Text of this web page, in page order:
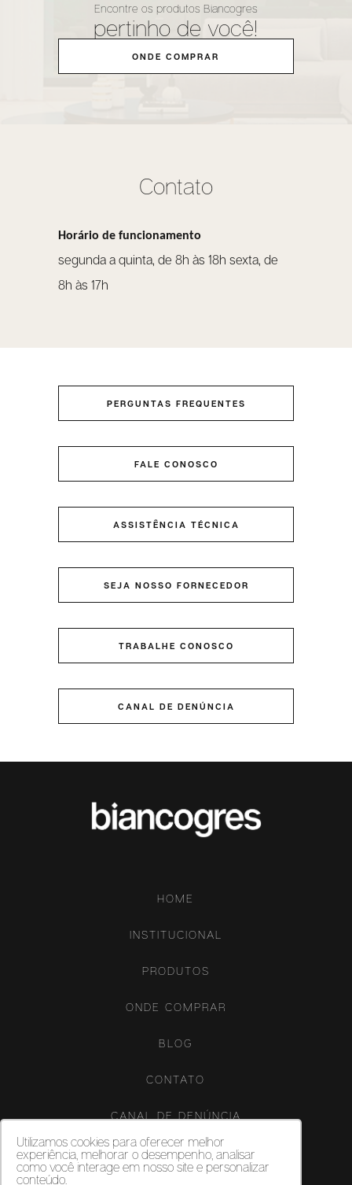
Utilizamos cookies para oferecer melhor
experiência, melhorar o desempenho, analisar
como você interage em nosso site e personalizar
conteúdo.
Encontre os produtos Biancogres
pertinho de você!
ONDE COMPRAR
Contato
Horário de funcionamento
segunda a quinta, de 8h às 18h sexta, de
8h às 17h
PERGUNTAS FREQUENTES
FALE CONOSCO
ASSISTÊNCIA TÉCNICA
SEJA NOSSO FORNECEDOR
TRABALHE CONOSCO
CANAL DE DENÚNCIA
HOME
INSTITUCIONAL
PRODUTOS
ONDE COMPRAR
BLOG
CONTATO
CANAL DE DENÚNCIA